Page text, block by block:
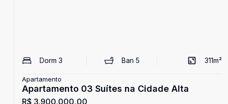
Dorm 3 Ban5 311m²
Apartamento
Apartamento 03 Suítes na Cidade Alta
R$ 3.900.000,00